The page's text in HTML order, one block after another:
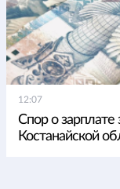
12:07
Спор о зарплате
Костанайской